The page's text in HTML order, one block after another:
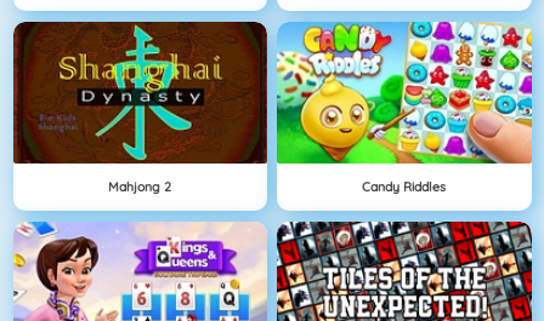
Mahjong 2 Candy Riddles